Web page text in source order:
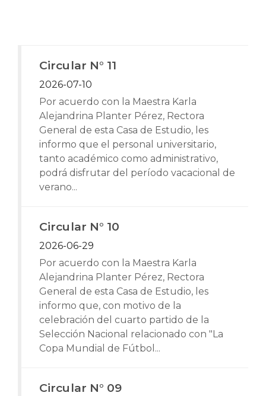
Circular N° 11
2026-07-10
Por acuerdo con la Maestra Karla
Alejandrina Planter Pérez, Rectora
General de esta Casa de Estudio, les
informo que el personal universitario,
tanto académico como administrativo,
podrá disfrutar del período vacacional de
verano...
Circular N° 10
2026-06-29
Por acuerdo con la Maestra Karla
Alejandrina Planter Pérez, Rectora
General de esta Casa de Estudio, les
informo que, con motivo de la
celebración del cuarto partido de la
Selección Nacional relacionado con "La
Copa Mundial de Fútbol...
Circular N° 09